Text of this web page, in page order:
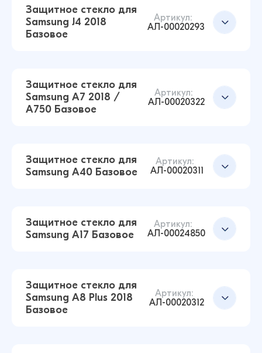
14 ₽14 ₽
(Черный)
14 ₽16 ₽
Добавить в корзину
13 ₽16 ₽
Защитное стекло для
Samsung J4 2018
Базовое
Артикул:
АЛ-00020293
14 ₽17 ₽
Защитное стекло для
Samsung A7 2018 /
A750 Базовое
Артикул:
АЛ-00020322
Базовое (Черный)
13 ₽16 ₽
Защитное стекло для
Samsung A40 Базовое
Артикул:
АЛ-00020311
Защитное стекло для
Samsung A17 Базовое
Артикул:
АЛ-00024850
Защитное стекло для
Samsung A8 Plus 2018
Базовое
Артикул:
АЛ-00020312